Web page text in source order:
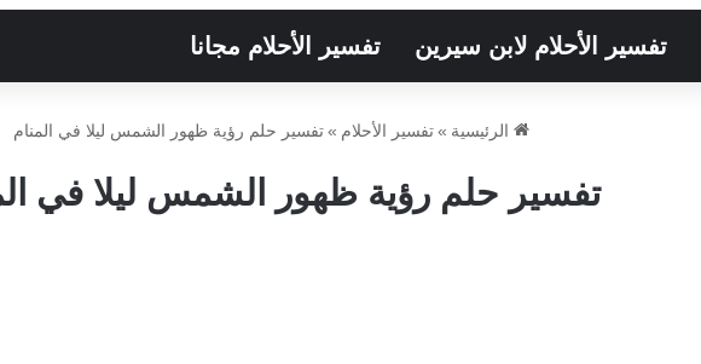
تفسير الأحلام لابن سيرين تفسير الأحلام مجانا
الرئيسية » تفسير الأحلام » تفسير حلم رؤية ظهور الشمس ليلا في المنام
تفسير حلم رؤية ظهور الشمس ليلا في